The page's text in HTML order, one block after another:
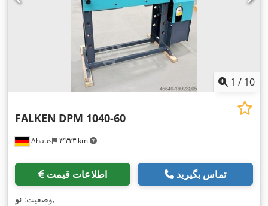
1 / 10
Ahaus ۴٬۳۲۳ km
FALKEN DPM 1040-60
اطلاعات قیمت تماس بگیرید
وضعیت: نو ,